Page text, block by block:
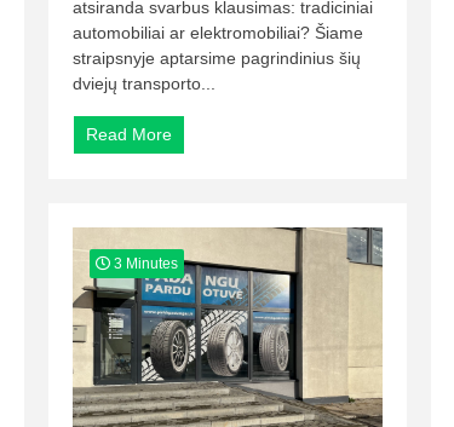
atsiranda svarbus klausimas: tradiciniai
automobiliai ar elektromobiliai? Šiame
straipsnyje aptarsime pagrindinius šių
dviejų transporto...
Read More
3 Minutes